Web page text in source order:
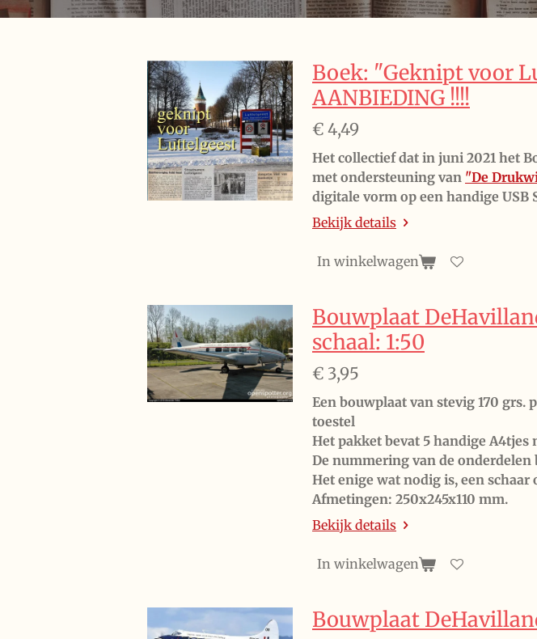
Boek: "Geknipt voor
AANBIEDING !!!!
€ 4,49
Het collectief dat in juni 2021 het
met ondersteuning van "De
digitale vorm op een handige
Bekijk details
In winkelwagen
Bouwplaat
schaal: 1:50
€ 3,95
Een bouwplaat van stevig 170 grs.
toestel
Het pakket bevat 5 handige
De nummering van de
Het enige wat nodig is, een
Afmetingen: 250x245x110 mm.
Bekijk details
In winkelwagen
Bouwplaat